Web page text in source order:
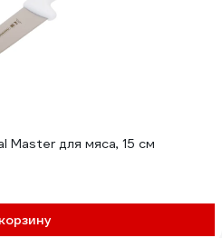
Master для мяса, 15 см